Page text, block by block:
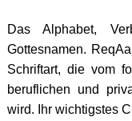
Das Alphabet,
Gottesnamen.
Schriftart, die vom
beruflichen und
wird. Ihr wichtigstes